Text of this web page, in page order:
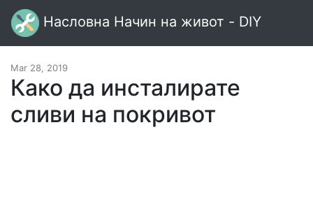
Насловна Начин на живот - DIY
Mar 28, 2019
Како да инсталирате
сливи на покривот